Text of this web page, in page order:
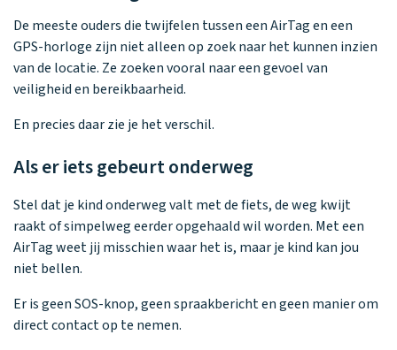
De meeste ouders die twijfelen tussen een AirTag en een
GPS-horloge zijn niet alleen op zoek naar het kunnen inzien
van de locatie. Ze zoeken vooral naar een gevoel van
veiligheid en bereikbaarheid.
En precies daar zie je het verschil.
Als er iets gebeurt onderweg
Stel dat je kind onderweg valt met de fiets, de weg kwijt
raakt of simpelweg eerder opgehaald wil worden. Met een
AirTag weet jij misschien waar het is, maar je kind kan jou
niet bellen.
Er is geen SOS-knop, geen spraakbericht en geen manier om
direct contact op te nemen.